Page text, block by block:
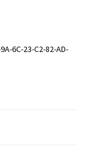
6C-23-C2-82-AD-